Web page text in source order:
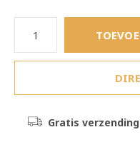
Gratis verzending